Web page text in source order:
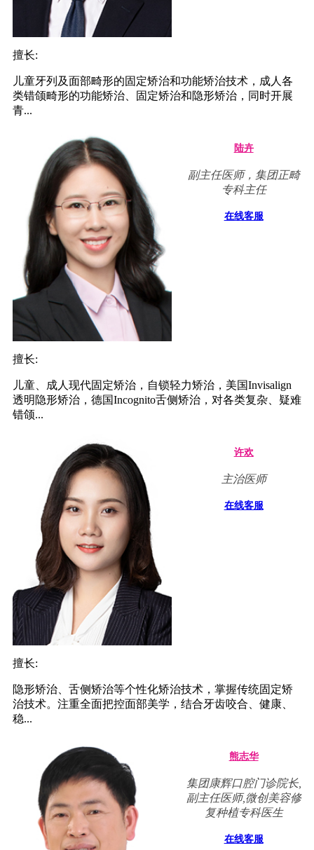
擅长:
儿童牙列及面部畸形的固定矫治和功能矫治技术，成人各
类错颌畸形的功能矫治、固定矫治和隐形矫治，同时开展
青...
陆卉
副主任医师，集团正畸
专科主任
在线客服
擅长:
儿童、成人现代固定矫治，自锁轻力矫治，美国Invisalign
透明隐形矫治，德国Incognito舌侧矫治，对各类复杂、疑难
错颌...
许欢
主治医师
在线客服
擅长:
隐形矫治、舌侧矫治等个性化矫治技术，掌握传统固定矫
治技术。注重全面把控面部美学，结合牙齿咬合、健康、
稳...
熊志华
集团康辉口腔门诊院长,
副主任医师,微创美容修
复种植专科医生
在线客服